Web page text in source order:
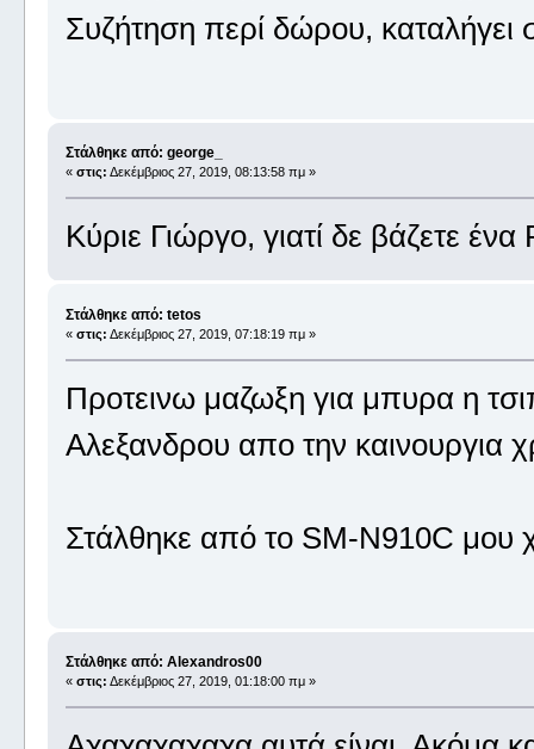
Συζήτηση περί δώρου,
Στάλθηκε από: george_
« στις: Δεκέμβριος 27, 2019, 08:13:58 πμ »
Κύριε Γιώργο, γιατί δε βάζετε
Στάλθηκε από: tetos
« στις: Δεκέμβριος 27, 2019, 07:18:19 πμ »
Προτεινω μαζωξη για μπυρα η
Αλεξανδρου απο την καινουργια
Στάλθηκε από το SM-N910C μου
Στάλθηκε από: Alexandros00
« στις: Δεκέμβριος 27, 2019, 01:18:00 πμ »